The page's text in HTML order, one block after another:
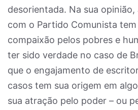
desorientada. Na sua
com o Partido Comunista tem
compaixão pelos pobres e
ter sido verdade no caso de
que o engajamento de
casos tem sua origem em
sua atração pelo poder – ou